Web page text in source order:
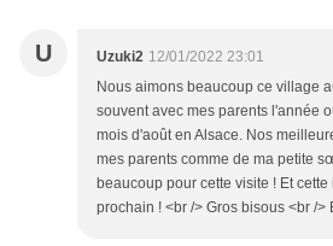
U Uzuki2 12/01/2022 23:01
Nous aimons beaucoup ce village
souvent avec mes parents l'année
mois d'août en Alsace. Nos
mes parents comme de ma petite
beaucoup pour cette visite ! Et
prochain ! <br /> Gros bisous <br />